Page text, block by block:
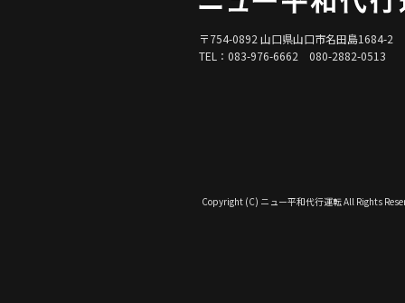
〒754-0892 山口県山口市名田島1684-2
TEL：083-976-6662 080-2882-0513
Copyright (C) ニュー平和代行運転 All Rights